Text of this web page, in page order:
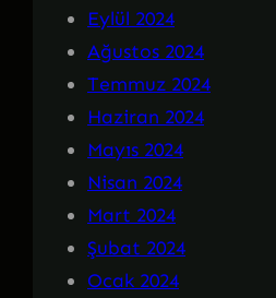
Eylül 2024
Ağustos 2024
Temmuz 2024
Haziran 2024
Mayıs 2024
Nisan 2024
Mart 2024
Şubat 2024
Ocak 2024